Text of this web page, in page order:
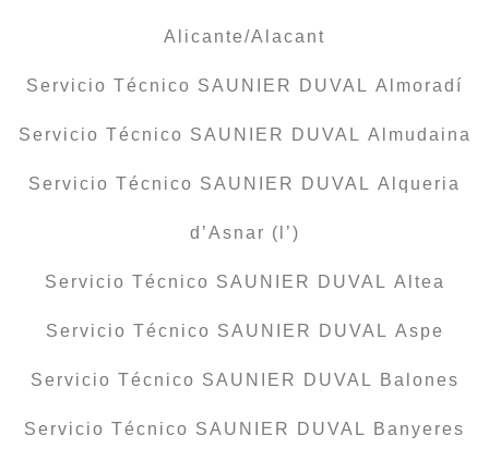
Alicante/Alacant
Servicio Técnico SAUNIER DUVAL Almoradí
Servicio Técnico SAUNIER DUVAL Almudaina
Servicio Técnico SAUNIER DUVAL Alqueria
d’Asnar (l’)
Servicio Técnico SAUNIER DUVAL Altea
Servicio Técnico SAUNIER DUVAL Aspe
Servicio Técnico SAUNIER DUVAL Balones
Servicio Técnico SAUNIER DUVAL Banyeres